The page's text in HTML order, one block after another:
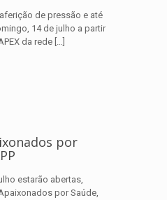
de pressão e até
14 de julho a partir
da rede […]
por
estarão abertas,
por Saúde,